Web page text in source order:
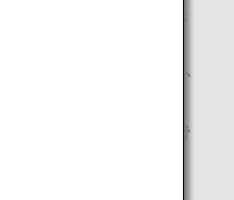
いくつか紹介し、滝沢さ
ます
パターンがわかることか
言えます。
ことで、日本の未来を脅
場の寿命は残り約25年